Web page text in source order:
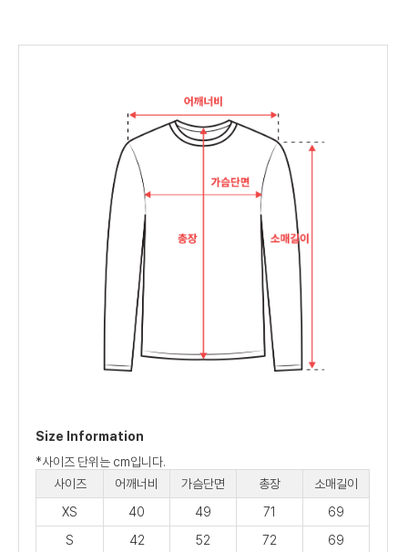
Size Information
*사이즈 단위는 cm입니다.
사이즈
어깨너비 가슴단면 총장
소매길이
XS
40 49 71
69
S
42 52 72
69